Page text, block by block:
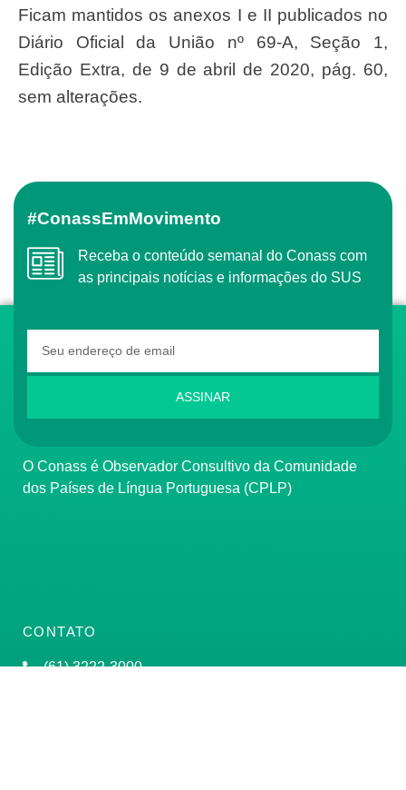
Ficam mantidos os anexos I e II publicados no
Diário Oficial da União nº 69-A, Seção 1,
Edição Extra, de 9 de abril de 2020, pág. 60,
sem alterações.
#ConassEmMovimento
Receba o conteúdo semanal do Conass com
as principais notícias e informações do SUS
ASSINAR
O Conass é Observador Consultivo da Comunidade
dos Países de Língua Portuguesa (CPLP)
CONTATO
(61) 3222-3000